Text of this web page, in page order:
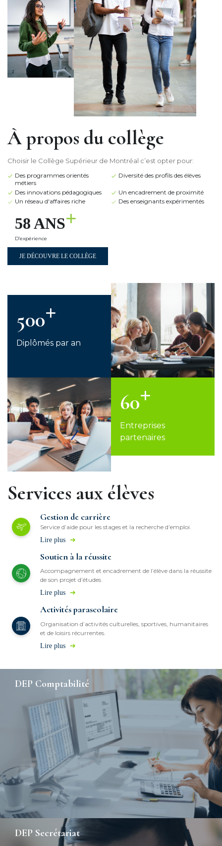
À propos du collège
Choisir le Collège Supérieur de Montréal c’est opter pour:
Des programmes orientés
métiers
Diversité des profils des élèves
Des innovations pédagogiques
Un encadrement de proximité
Un réseau d'affaires riche
Des enseignants expérimentés
58 ANS
D’expérience
JE DÉCOUVRE LE COLLÈGE
Services aux élèves
Gestion de carrière
Service d’aide pour les stages et la recherche d’emploi.
Lire plus
➔
Soutien à la réussite
Accompagnement et encadrement de l’élève dans la réussite
de son projet d’études
Lire plus
➔
Activités parascolaire
Organisation d’activités culturelles, sportives, humanitaires
et de loisirs récurrentes.
Lire plus
➔
500
Diplômés par an
60
Entreprises
partenaires
DEP Comptabilité
DEP Secrétariat